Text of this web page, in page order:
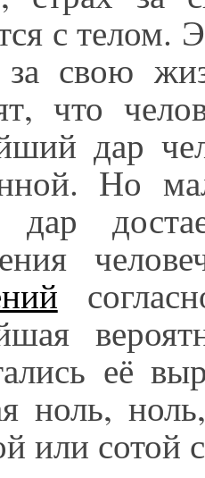
с телом.
за свою
что
дар
Но
дар
её
ноль,
или сотой